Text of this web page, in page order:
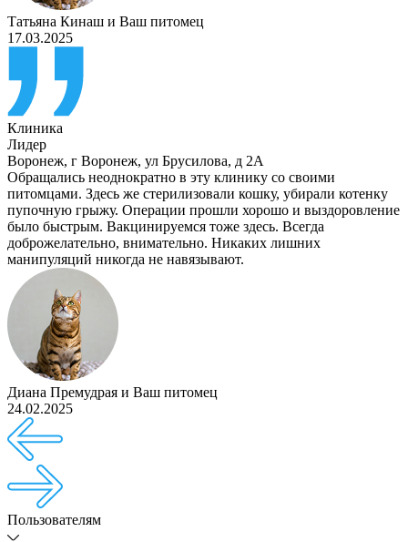
Татьяна Кинаш и Ваш питомец
17.03.2025
Клиника
Лидер
Воронеж, г Воронеж, ул Брусилова, д 2А
Обращались неоднократно в эту клинику со своими
питомцами. Здесь же стерилизовали кошку, убирали котенку
пупочную грыжу. Операции прошли хорошо и выздоровление
было быстрым. Вакцинируемся тоже здесь. Всегда
доброжелательно, внимательно. Никаких лишних
манипуляций никогда не навязывают.
Диана Премудрая и Ваш питомец
24.02.2025
Пользователям